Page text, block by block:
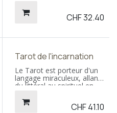
CHF32.40
Tarot de l'incarnation
Le Tarot est porteur d'un
langage miraculeux, allant
du littéral au spirituel en
psychologie. Basé sur le
système du Tarot de
CHF41.10